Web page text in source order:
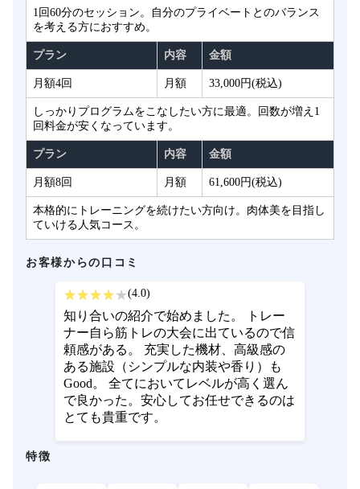
1回60分のセッション。自分のプライベートとのバランス
を考える方におすすめ。
プラン 内容 金額
月額4回 月額 33,000円(税込)
しっかりプログラムをこなしたい方に最適。回数が増え1
回料金が安くなっています。
プラン 内容 金額
月額8回 月額 61,600円(税込)
本格的にトレーニングを続けたい方向け。肉体美を目指し
ていける人気コース。
お客様からの口コミ
(4.0)
知り合いの紹介で始めました。 トレー
ナー自ら筋トレの大会に出ているので信
頼感がある。 充実した機材、高級感の
ある施設（シンプルな内装や香り）も
Good。 全てにおいてレベルが高く選ん
で良かった。安心してお任せできるのは
とても貴重です。
特徴